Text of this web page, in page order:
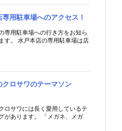
用駐車場へのアクセス！
専用駐車場への行き方をお知ら
す。 水戸本店の専用駐車場は店
クロサワのテーマソン
ロサワには長く愛用しているテ
があります。 「メガネ、メガ